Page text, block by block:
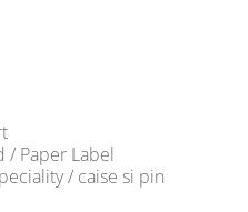
/ Paper Label
/ caise si pin